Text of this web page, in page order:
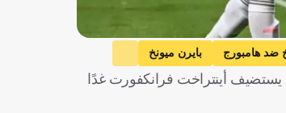
ضد هامبورج
بايرن ميونخ
يستضيف أينتراخت فرانكفورت غدًا